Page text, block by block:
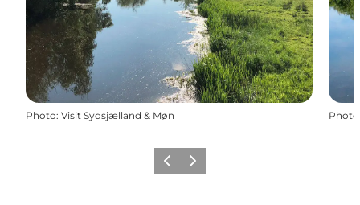
Photo: Visit Sydsjælland & Møn Photo
PrécédentSuivant